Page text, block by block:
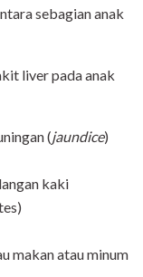
sebagian anak
liver pada anak
(jaundice)
kaki
makan atau minum